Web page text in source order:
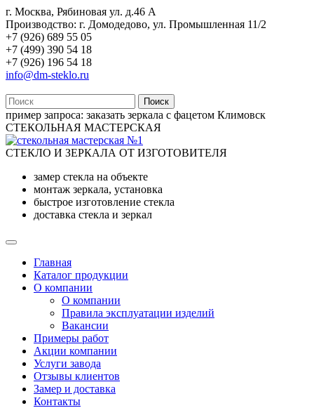
г. Москва, Рябиновая ул. д.46 А
Производство: г. Домодедово, ул. Промышленная 11/2
+7 (926) 689 55 05
+7 (499) 390 54 18
+7 (926) 196 54 18
info@dm-steklo.ru
Поиск
пример запроса: заказать зеркала с фацетом Климовск
СТЕКОЛЬНАЯ МАСТЕРСКАЯ
СТЕКЛО И ЗЕРКАЛА ОТ ИЗГОТОВИТЕЛЯ
замер стекла на объекте
монтаж зеркала, установка
быстрое изготовление стекла
доставка стекла и зеркал
Главная
Каталог продукции
О компании
О компании
Правила эксплуатации изделий
Вакансии
Примеры работ
Акции компании
Услуги завода
Отзывы клиентов
Замер и доставка
Контакты